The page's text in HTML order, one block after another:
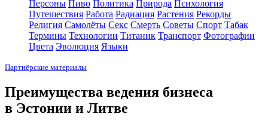
Персоны Пиво Политика Природа Психология
Путешествия Работа Радиация Растения Рекорды
Религия Самолёты Секс Смерть Советы Спорт Табак
Термины Технологии Титаник Транспорт Фотографии
Цвета Эволюция Языки
Партнёрские материалы
Преимущества ведения бизнеса
в Эстонии и Литве